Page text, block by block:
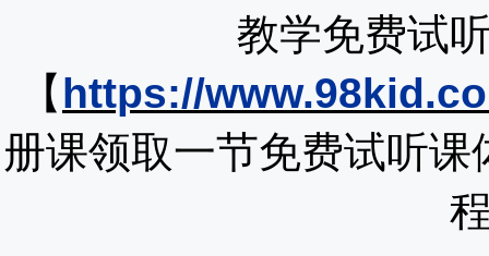
教学免费试
【 https://
册课领取一节免费试听